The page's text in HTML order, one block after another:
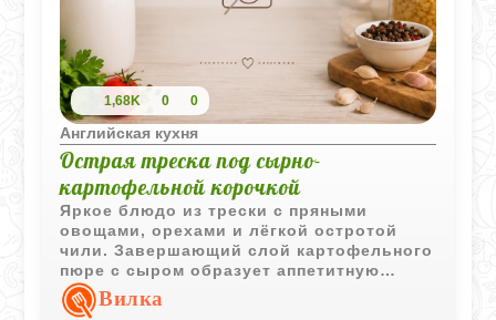
1,68K 0 0
Английская кухня
Острая треска под сырно-
картофельной корочкой
Яркое блюдо из трески с пряными
овощами, орехами и лёгкой остротой
чили. Завершающий слой картофельного
пюре с сыром образует аппетитную
золотистую корочку, которая делает
подачу особенно эффектной.
Вилка